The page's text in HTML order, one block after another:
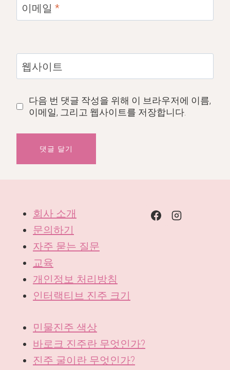
이메일 *
웹사이트
다음 번 댓글 작성을 위해 이 브라우저에 이름,
이메일, 그리고 웹사이트를 저장합니다.
회사 소개
문의하기
자주 묻는 질문
교육
개인정보 처리방침
인터랙티브 진주 크기
민물진주 색상
바로크 진주란 무엇인가?
진주 굴이란 무엇인가?